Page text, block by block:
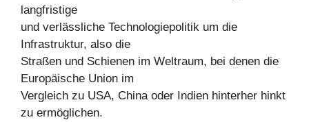
langfristige
und verlässliche Technologiepolitik um die
Infrastruktur, also die
Straßen und Schienen im Weltraum, bei denen die
Europäische Union im
Vergleich zu USA, China oder Indien hinterher hinkt
zu ermöglichen.